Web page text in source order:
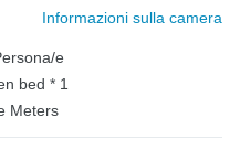
Informazioni sulla camera
e
bed * 1
Meters